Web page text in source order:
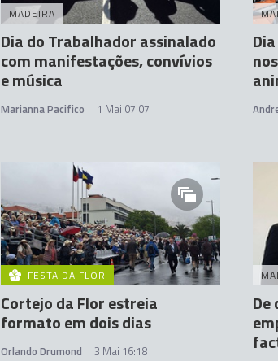
MADEIRA
Dia do Trabalhador assinalado
com manifestações, convívios
e música
Marianna Pacifico 1 Mai 07:07
FESTA DA FLOR
Cortejo da Flor estreia
formato em dois dias
Orlando Drumond 3 Mai 16:18